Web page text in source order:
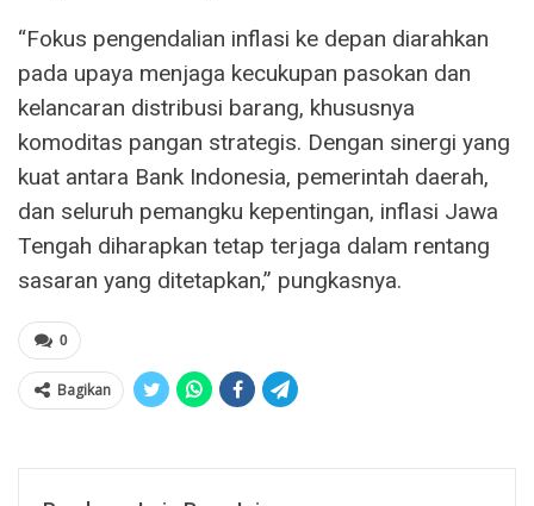
“Fokus pengendalian inflasi ke depan diarahkan
pada upaya menjaga kecukupan pasokan dan
kelancaran distribusi barang, khususnya
komoditas pangan strategis. Dengan sinergi yang
kuat antara Bank Indonesia, pemerintah daerah,
dan seluruh pemangku kepentingan, inflasi Jawa
Tengah diharapkan tetap terjaga dalam rentang
sasaran yang ditetapkan,” pungkasnya.
0
Bagikan